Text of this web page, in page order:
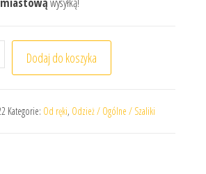
szalikDodaj do koszyka
Kategorie: Od ręki, Odzież / Ogólne / Szaliki